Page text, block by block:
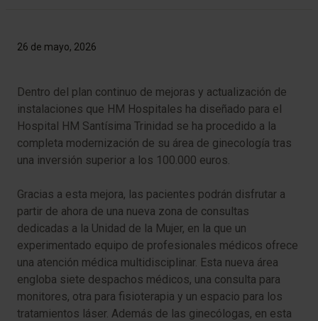
26 de mayo, 2026
Dentro del plan continuo de mejoras y actualización de
instalaciones que HM Hospitales ha diseñado para el
Hospital HM Santísima Trinidad se ha procedido a la
completa modernización de su área de ginecología tras
una inversión superior a los 100.000 euros.
Gracias a esta mejora, las pacientes podrán disfrutar a
partir de ahora de una nueva zona de consultas
dedicadas a la Unidad de la Mujer, en la que un
experimentado equipo de profesionales médicos ofrece
una atención médica multidisciplinar. Esta nueva área
engloba siete despachos médicos, una consulta para
monitores, otra para fisioterapia y un espacio para los
tratamientos láser. Además de las ginecólogas, en esta